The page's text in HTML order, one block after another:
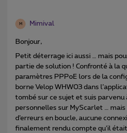
M Mimival
Bonjour,
Petit déterrage ici aussi … mais
partie de solution ! Confronté à la
paramètres PPPoE lors de la
borne Velop WHW03 dans
tombé sur ce sujet et suis parvenu
personnelles sur MyScarlet … mais
d’erreurs en boucle, aucune
finalement rendu compte qu’il